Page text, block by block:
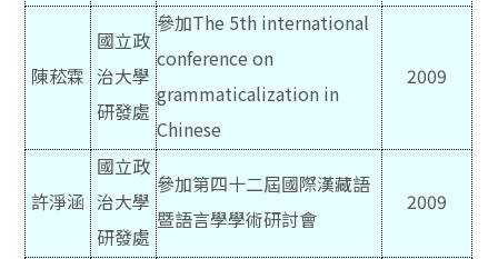
陳菘霖
國立政
治大學
研發處
參加The 5th international
conference on
grammaticalization in
Chinese
2009
許淨涵
國立政
治大學
研發處
參加第四十二屆國際漢藏語
暨語言學學術研討會
2009